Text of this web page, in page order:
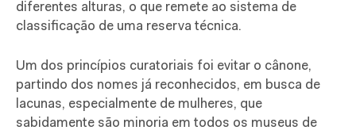
diferentes alturas, o que remete ao sistema de
classificação de uma reserva técnica.
Um dos princípios curatoriais foi evitar o cânone,
partindo dos nomes já reconhecidos, em busca de
lacunas, especialmente de mulheres, que
sabidamente são minoria em todos os museus de